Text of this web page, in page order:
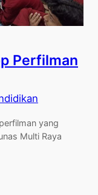
Perfilman
yang
Multi Raya